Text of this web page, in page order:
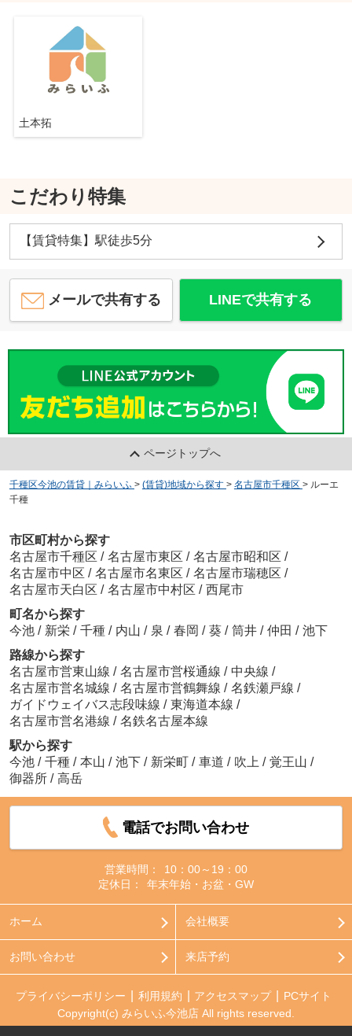
土本拓
こだわり特集
【賃貸特集】駅徒歩5分
メールで共有する LINEで共有する
ページトップへ
千種区今池の賃貸｜みらいふ > (賃貸)地域から探す > 名古屋市千種区 > ルーエ
千種
市区町村から探す
名古屋市千種区 / 名古屋市東区 / 名古屋市昭和区 /
名古屋市中区 / 名古屋市名東区 / 名古屋市瑞穂区 /
名古屋市天白区 / 名古屋市中村区 / 西尾市
町名から探す
今池 / 新栄 / 千種 / 内山 / 泉 / 春岡 / 葵 / 筒井 / 仲田 / 池下
路線から探す
名古屋市営東山線 / 名古屋市営桜通線 / 中央線 /
名古屋市営名城線 / 名古屋市営鶴舞線 / 名鉄瀬戸線 /
ガイドウェイバス志段味線 / 東海道本線 /
名古屋市営名港線 / 名鉄名古屋本線
駅から探す
今池 / 千種 / 本山 / 池下 / 新栄町 / 車道 / 吹上 / 覚王山 /
御器所 / 高岳
電話でお問い合わせ
営業時間：
10：00～19：00
定休日：
年末年始・お盆・GW
ホーム 会社概要
お問い合わせ 来店予約
プライバシーポリシー 利用規約 アクセスマップ
PCサイト
Copyright(c) みらいふ今池店 All rights reserved.